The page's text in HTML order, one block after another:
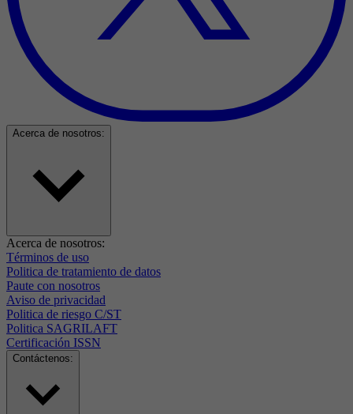
Acerca de nosotros:
Acerca de nosotros:
Términos de uso
Politica de tratamiento de datos
Paute con nosotros
Aviso de privacidad
Politica de riesgo C/ST
Politica SAGRILAFT
Certificación ISSN
Contáctenos: